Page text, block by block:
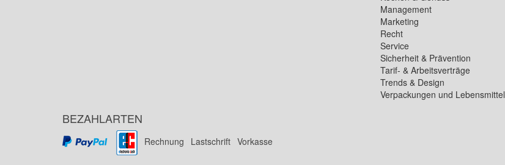
Management
Marketing
Recht
Service
Sicherheit & Prävention
Tarif- & Arbeitsverträge
Trends & Design
Verpackungen und Lebensmittel
BEZAHLARTEN
Rechnung Lastschrift Vorkasse